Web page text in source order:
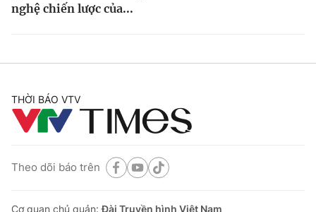
nghệ chiến lược của...
THỜI BÁO VTV
Theo dõi báo trên
Cơ quan chủ quản:Đài Truyền hình Việt Nam